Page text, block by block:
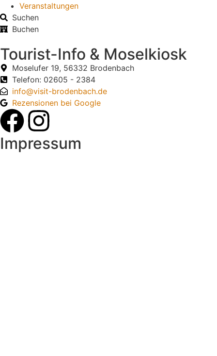
Veranstaltungen
Suchen
Buchen
Tourist-Info & Moselkiosk
Moselufer 19, 56332 Brodenbach
Telefon: 02605 - 2384
info@visit-brodenbach.de
Rezensionen bei Google
Impressum